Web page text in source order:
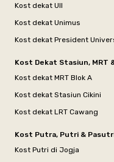
Kost dekat UII
Kost dekat Unimus
Kost dekat President
Kost Dekat Stasiun, MRT
Kost dekat MRT Blok A
Kost dekat Stasiun Cikini
Kost dekat LRT Cawang
Kost Putra, Putri &
Kost Putri di Jogja